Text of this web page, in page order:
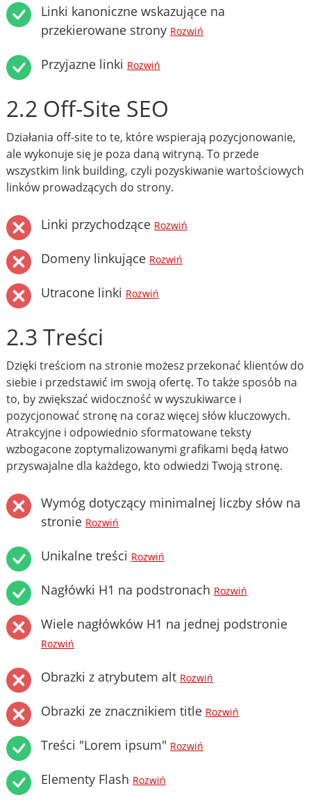
Linki kanoniczne wskazujące na
przekierowane strony Rozwiń
Przyjazne linki Rozwiń
2.2 Off-Site SEO
Działania off-site to te, które wspierają pozycjonowanie,
ale wykonuje się je poza daną witryną. To przede
wszystkim link building, czyli pozyskiwanie wartościowych
linków prowadzących do strony.
Linki przychodzące Rozwiń
Domeny linkujące Rozwiń
Utracone linki Rozwiń
2.3 Treści
Dzięki treściom na stronie możesz przekonać klientów do
siebie i przedstawić im swoją ofertę. To także sposób na
to, by zwiększać widoczność w wyszukiwarce i
pozycjonować stronę na coraz więcej słów kluczowych.
Atrakcyjne i odpowiednio sformatowane teksty
wzbogacone zoptymalizowanymi grafikami będą łatwo
przyswajalne dla każdego, kto odwiedzi Twoją stronę.
Wymóg dotyczący minimalnej liczby słów na
stronie Rozwiń
Unikalne treści Rozwiń
Nagłówki H1 na podstronach Rozwiń
Wiele nagłówków H1 na jednej podstronie
Rozwiń
Obrazki z atrybutem alt Rozwiń
Obrazki ze znacznikiem title Rozwiń
Treści "Lorem ipsum" Rozwiń
Elementy Flash Rozwiń